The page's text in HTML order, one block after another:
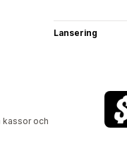
Lansering
kassor och